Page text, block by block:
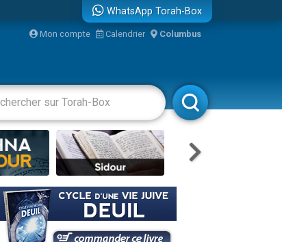
WhatsApp Torah-Box
Mon compte Calendrier Columbus
Divertissements Livres Rabbanim